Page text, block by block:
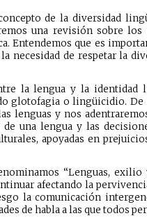
de la diversidad
una revisión sobre
Entendemos que es
necesidad de respetar la
la lengua y la identidad
glotofagia o lingüicidio. De
lenguas y nos
una lengua y las
apoyadas en
“Lenguas, exilio
afectando la
la comunicación
de habla a las que todos